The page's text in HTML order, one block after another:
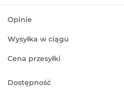
Opinie
Wysyłka w ciągu
Cena przesyłki
Dostępność